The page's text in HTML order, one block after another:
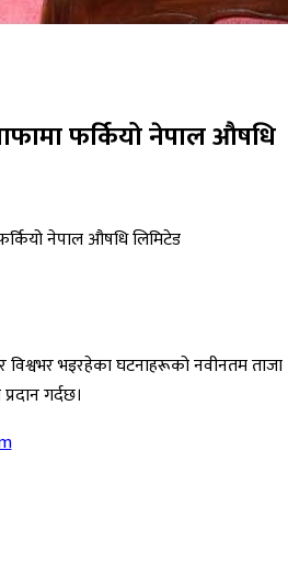
फर्कियो नेपाल औषधि
भइरहेका घटनाहरूको नवीनतम ताजा
गर्दछ।